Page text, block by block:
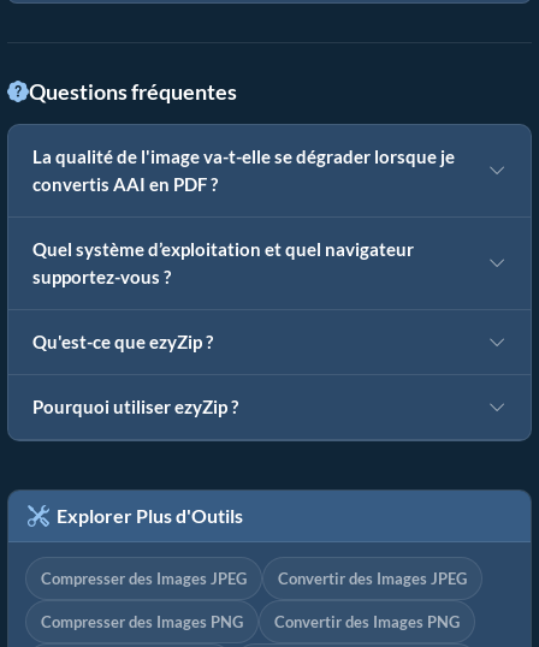
Questions fréquentes
La qualité de l'image va-t-elle se dégrader lorsque je
convertis AAI en PDF ?
Quel système d’exploitation et quel navigateur
supportez-vous ?
Qu'est-ce que ezyZip ?
Pourquoi utiliser ezyZip ?
Explorer Plus d'Outils
Compresser des Images JPEG Convertir des Images JPEG
Compresser des Images PNG Convertir des Images PNG